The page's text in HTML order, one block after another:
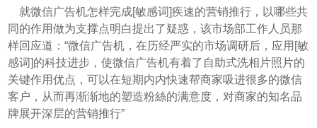
就微信广告机怎样完成[敏感词]疾速的营销推行，以哪些共
同的作用做为支撑点明白提出了疑惑，该市场部工作人员那
样回应道：“微信广告机，在历经严实的市场调研后，应用[敏
感词]的科技进步，使微信广告机有着了自助式洗相片照片的
关键作用优点，可以在短期内内快速帮商家吸进很多的微信
客户，从而再渐渐地的塑造粉絲的满意度，对商家的知名品
牌展开深层的营销推行”